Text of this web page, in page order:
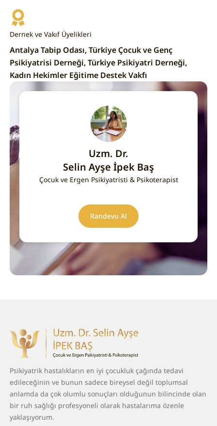
Dernek ve Vakıf Üyelikleri
Antalya Tabip Odası, Türkiye Çocuk ve Genç
Psikiyatrisi Derneği, Türkiye Psikiyatri Derneği,
Kadın Hekimler Eğitime Destek Vakfı
Uzm. Dr.
Selin Ayşe İpek Baş
Çocuk ve Ergen Psikiyatristi & Psikoterapist
Randevu Al
Psikiyatrik hastalıkların en iyi çocukluk çağında tedavi
edileceğinin ve bunun sadece bireysel değil toplumsal
anlamda da çok olumlu sonuçları olduğunun bilincinde olan
bir ruh sağlığı profesyoneli olarak hastalarıma özenle
yaklaşıyorum.